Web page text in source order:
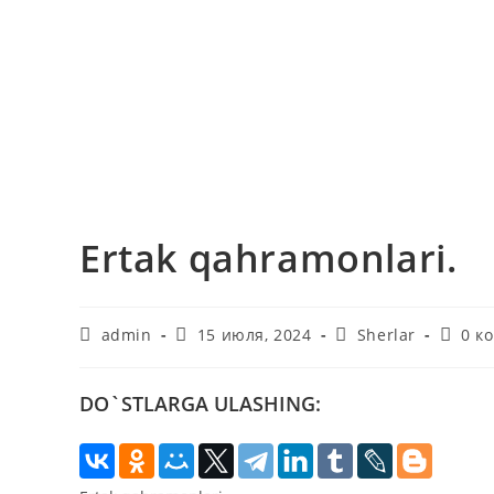
Ertak qahramonlari.
Авторadmin
Запись
15 июля, 2024
Рубрика
Sherlar 0
DO`STLARGA ULASHING: